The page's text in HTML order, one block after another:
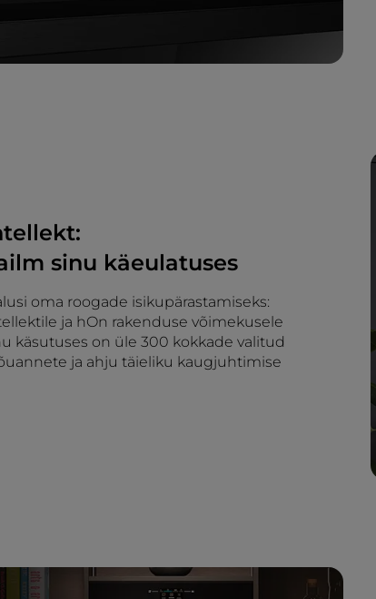
sinu käeulatuses
oma roogade isikupärastamiseks:
ja hOn rakenduse võimekusele
käsutuses on üle 300 kokkade valitud
ja ahju täieliku kaugjuhtimise